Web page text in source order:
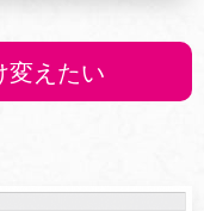
変えたい